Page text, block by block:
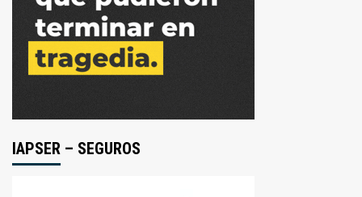
IAPSER – SEGUROS